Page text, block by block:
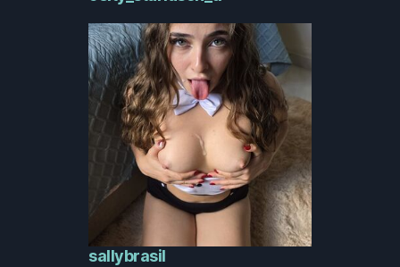
sallybrasil